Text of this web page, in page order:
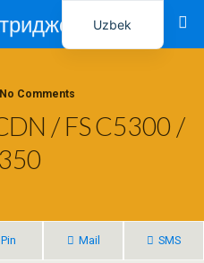
Заправка картриджей в Ташкенте – Тонер-Ресурс
Comments
/ FS C5300 /
Pin Mail SMS
Uzbek
Russian